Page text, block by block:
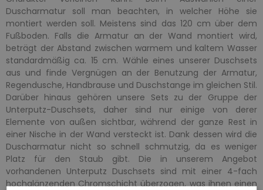
Duscharmatur soll man beachten, in welcher Höhe sie
montiert werden soll. Meistens sind das 120 cm über dem
Fußboden. Falls die Armatur an der Wand montiert wird,
beträgt der Abstand zwischen warmem und kaltem Wasser
standardmäßig ca. 15 cm. Wähle eines unserer Duschsets
aus und finde Vergnügen an der Benutzung der Armatur,
Regendusche, Handbrause und Duschstange im gleichen Stil.
Darüber hinaus gehören unsere Sets zu der Gruppe der
Unterputz-Duschsets, daher sind nur einige von derer
Elemente von außen sichtbar, während der ganze Rest in
einer Nische in der Wand versteckt ist. Dank dessen wird die
Duscharmatur nicht so schnell schmutzig, da es weniger
Platz für den Staub gibt. Die in unserem Angebot
vorhandenen Unterputz Duschsets sind mit einer 4-fach
hochglänzenden Chromschicht überzogen, was ihnen einen